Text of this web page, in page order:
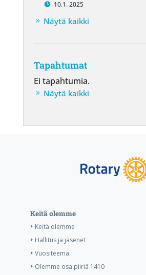
10.1. 2025
Näytä kaikki
Tapahtumat
Ei tapahtumia.
Näytä kaikki
Keitä olemme
Keitä olemme
Hallitus ja jäsenet
Vuositeema
Olemme osa piiriä 1410